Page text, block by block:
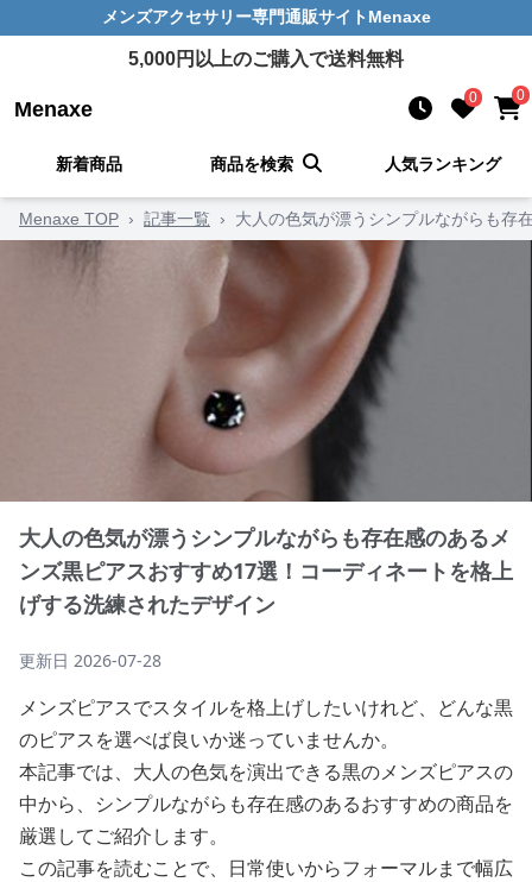
メンズアクセサリー専門通販サイト Menaxe
5,000円以上のご購入で送料無料
Menaxe 0 0
新着商品 商品を検索 人気ランキング
Menaxe TOP › 記事一覧 › 大人の色気が漂うシンプルながらも存
大人の色気が漂うシンプルながらも存在感のあるメ
ンズ黒ピアスおすすめ17選！コーディネートを格上
げする洗練されたデザイン
更新日 2026-07-28
メンズピアスでスタイルを格上げしたいけれど、どんな黒
のピアスを選べば良いか迷っていませんか。
本記事では、大人の色気を演出できる黒のメンズピアスの
中から、シンプルながらも存在感のあるおすすめの商品を
厳選してご紹介します。
この記事を読むことで、日常使いからフォーマルまで幅広